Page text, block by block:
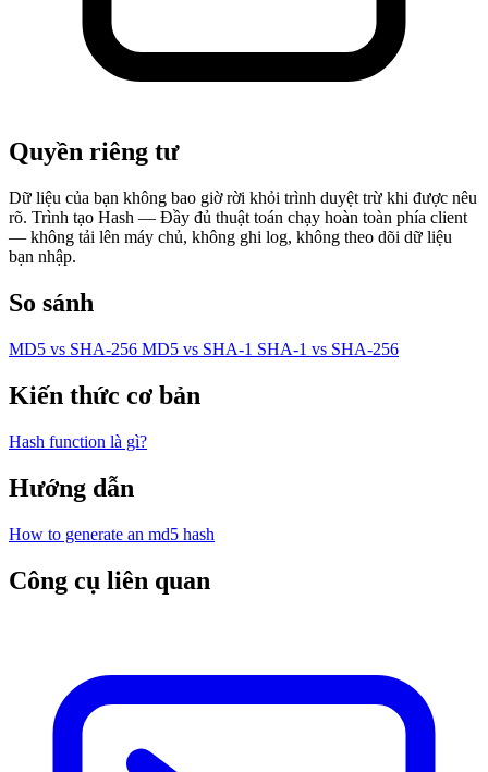
Quyền riêng tư
Dữ liệu của bạn không bao giờ rời khỏi trình duyệt trừ khi được nêu
rõ. Trình tạo Hash — Đầy đủ thuật toán chạy hoàn toàn phía client
— không tải lên máy chủ, không ghi log, không theo dõi dữ liệu
bạn nhập.
So sánh
MD5 vs SHA-256 MD5 vs SHA-1 SHA-1 vs SHA-256
Kiến thức cơ bản
Hash function là gì?
Hướng dẫn
How to generate an md5 hash
Công cụ liên quan